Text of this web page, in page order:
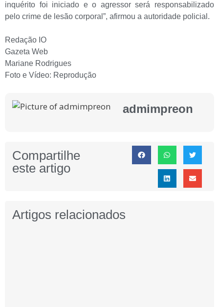
inquérito foi iniciado e o agressor será responsabilizado
pelo crime de lesão corporal”, afirmou a autoridade policial.
Redação IO
Gazeta Web
Mariane Rodrigues
Foto e Vídeo: Reprodução
admimpreon
Compartilhe
este artigo
Artigos relacionados